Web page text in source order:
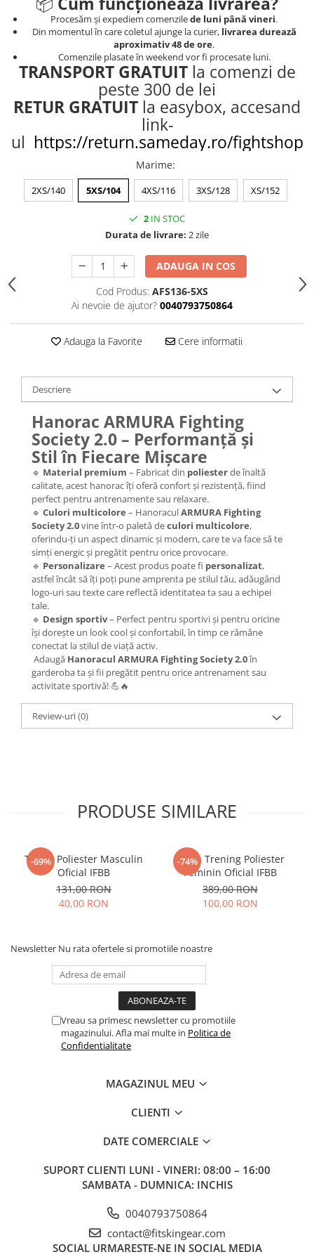
Procesăm și expediem comenzilede luni până vineri.
Din momentul în care coletul ajunge la curier, livrarea durează
aproximativ 48 de ore.
Comenzile plasate în weekend vor fi procesate luni.
TRANSPORT GRATUITla comenzi de
peste 300 de lei
RETUR GRATUIT la easybox, accesand
link-
ul https://return.sameday.ro/fightshop
Marime:
2XS/140 5XS/104 4XS/116 3XS/128 XS/152
2 IN STOC
Durata de livrare: 2 zile
ADAUGA IN COS
Cod Produs: AFS136-5XS
Ai nevoie de ajutor? 0040793750864
Adauga la Favorite Cere informatii
Descriere
Hanorac ARMURA Fighting
Society 2.0 – Performanță și
Stil în Fiecare Mișcare
🔹 Material premium – Fabricat din poliesterde înaltă
calitate, acest hanorac îți oferă confort și rezistență, fiind
perfect pentru antrenamente sau relaxare.
🔹 Culori multicolore – HanoraculARMURA Fighting
Society 2.0vine într-o paletă deculori multicolore,
oferindu-ți un aspect dinamic și modern, care te va face să te
simți energic și pregătit pentru orice provocare.
🔹 Personalizare – Acest produs poate fi personalizat,
astfel încât să îți poți pune amprenta pe stilul tău, adăugând
logo-uri sau texte care reflectă identitatea ta sau a echipei
tale.
🔹 Design sportiv– Perfect pentru sportivi și pentru oricine
își dorește un look cool și confortabil, în timp ce rămâne
conectat la stilul de viață activ.
Adaugă Hanoracul ARMURA Fighting Society 2.0în
garderoba ta și fii pregătit pentru orice antrenament sau
activitate sportivă! 💪🔥
Review-uri(0)
PRODUSE SIMILARE
-69%
Tricou Poliester Masculin
Oficial IFBB
131,00 RON
40,00 RON
-74%
Bluza Trening Poliester
Feminin Oficial IFBB
389,00 RON
100,00 RON
Newsletter Nu rata ofertele si promotiile noastre
Vreau sa primesc newsletter cu promotiile
magazinului. Afla mai multe in Politica de
Confidentialitate
MAGAZINUL MEU
CLIENTI
DATE COMERCIALE
SUPORT CLIENTI LUNI - VINERI: 08:00 – 16:00
SAMBATA - DUMNICA: INCHIS
0040793750864
contact@fitskingear.com
SOCIAL URMARESTE-NE IN SOCIAL MEDIA